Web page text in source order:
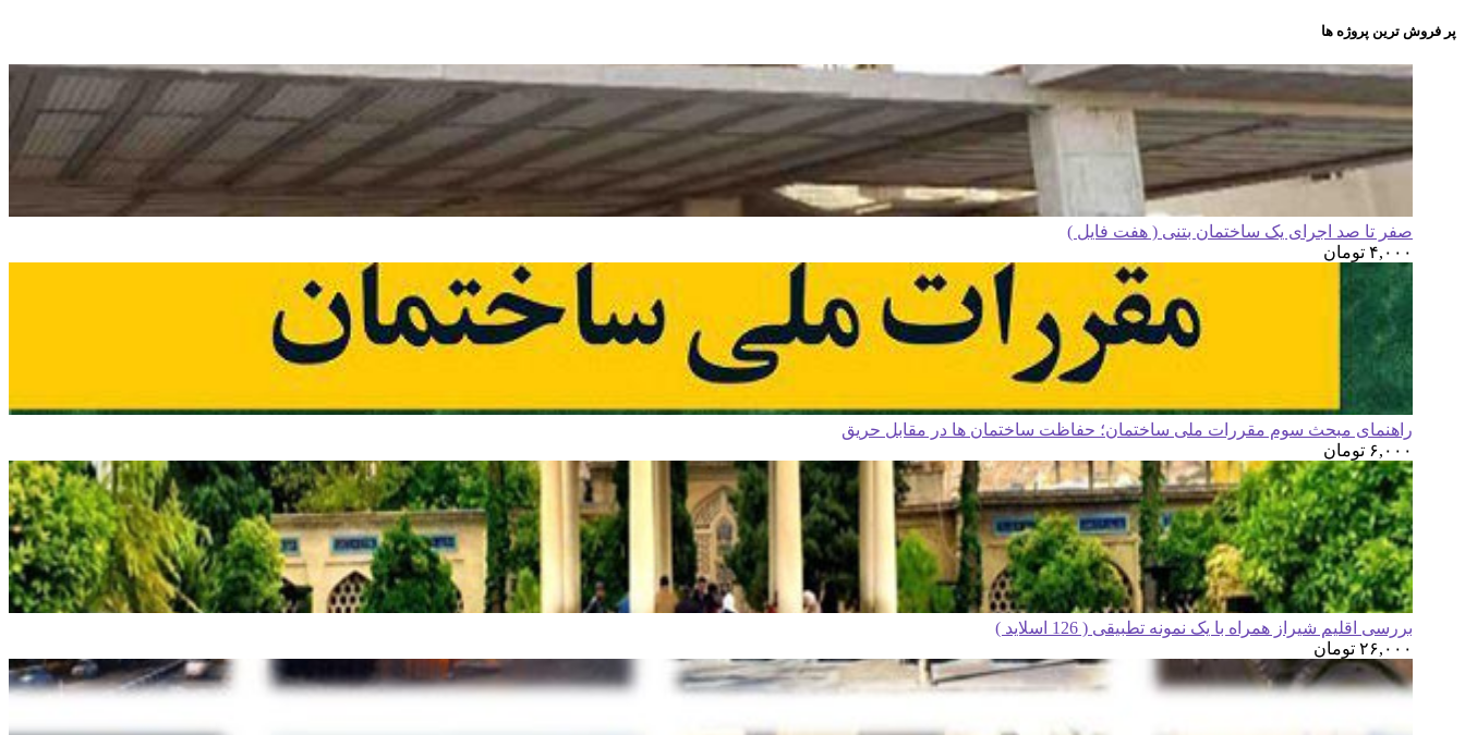
پر فروش ترین پروژه ها
صفر تا صد اجرای یک ساختمان بتنی ( هفت فایل )
۴,۰۰۰ تومان
راهنمای مبحث سوم مقررات ملی ساختمان؛ حفاظت ساختمان ها در مقابل حریق
۶,۰۰۰ تومان
بررسی اقلیم شیراز همراه با یک نمونه تطبیقی ( 126 اسلاید )
۲۶,۰۰۰ تومان